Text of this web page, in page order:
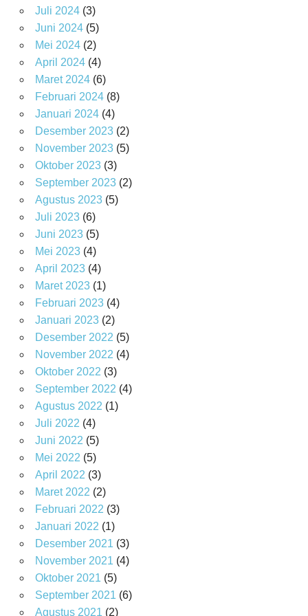
Juli 2024(3)
Juni 2024(5)
Mei 2024(2)
April 2024(4)
Maret 2024(6)
Februari 2024(8)
Januari 2024(4)
Desember 2023(2)
November 2023(5)
Oktober 2023(3)
September 2023(2)
Agustus 2023(5)
Juli 2023(6)
Juni 2023(5)
Mei 2023(4)
April 2023(4)
Maret 2023(1)
Februari 2023(4)
Januari 2023(2)
Desember 2022 (5)
November 2022 (4)
Oktober 2022 (3)
September 2022 (4)
Agustus 2022 (1)
Juli 2022 (4)
Juni 2022 (5)
Mei 2022 (5)
April 2022 (3)
Maret 2022 (2)
Februari 2022 (3)
Januari 2022 (1)
Desember 2021 (3)
November 2021 (4)
Oktober 2021 (5)
September 2021 (6)
Agustus 2021 (2)